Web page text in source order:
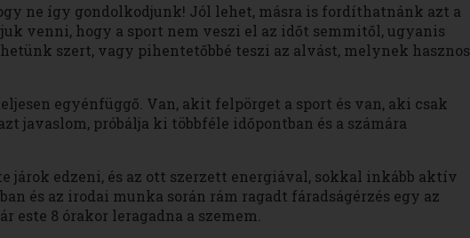
ne így gondolkodjunk! Jól lehet, másra is fordíthatnánk azt a
venni, hogy a sport nem veszi el az időt semmitől, ugyanis
szert, vagy pihentetőbbé teszi az alvást, melynek hasznos
egyénfüggő. Van, akit felpörget a sport és van, aki csak
javaslom, próbálja ki többféle időpontban és a számára
járok edzeni, és az ott szerzett energiával, sokkal inkább aktív
és az irodai munka során rám ragadt fáradságérzés egy az
este 8 órakor leragadna a szemem.